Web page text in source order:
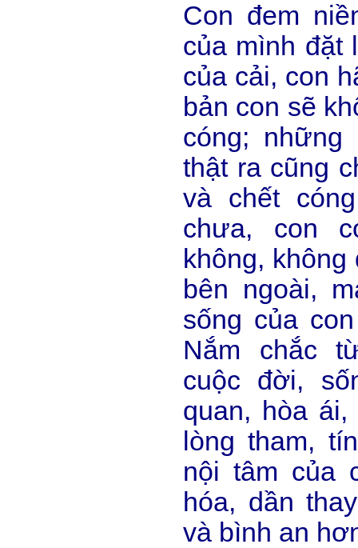
Con đem
của mình đặt
của cải, con
bản con sẽ
cóng;
thật ra cũng
và chết
chưa, con
không,
bên ngoài,
sống của
Nắm chắc
cuộc đời,
quan, hòa
lòng tham,
nội tâm của
hóa, dần
và bình an